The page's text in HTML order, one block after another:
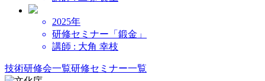
2025年
研修セミナー 「鍛金」
講師 : 大角 幸枝
技術研修会一覧研修セミナー一覧